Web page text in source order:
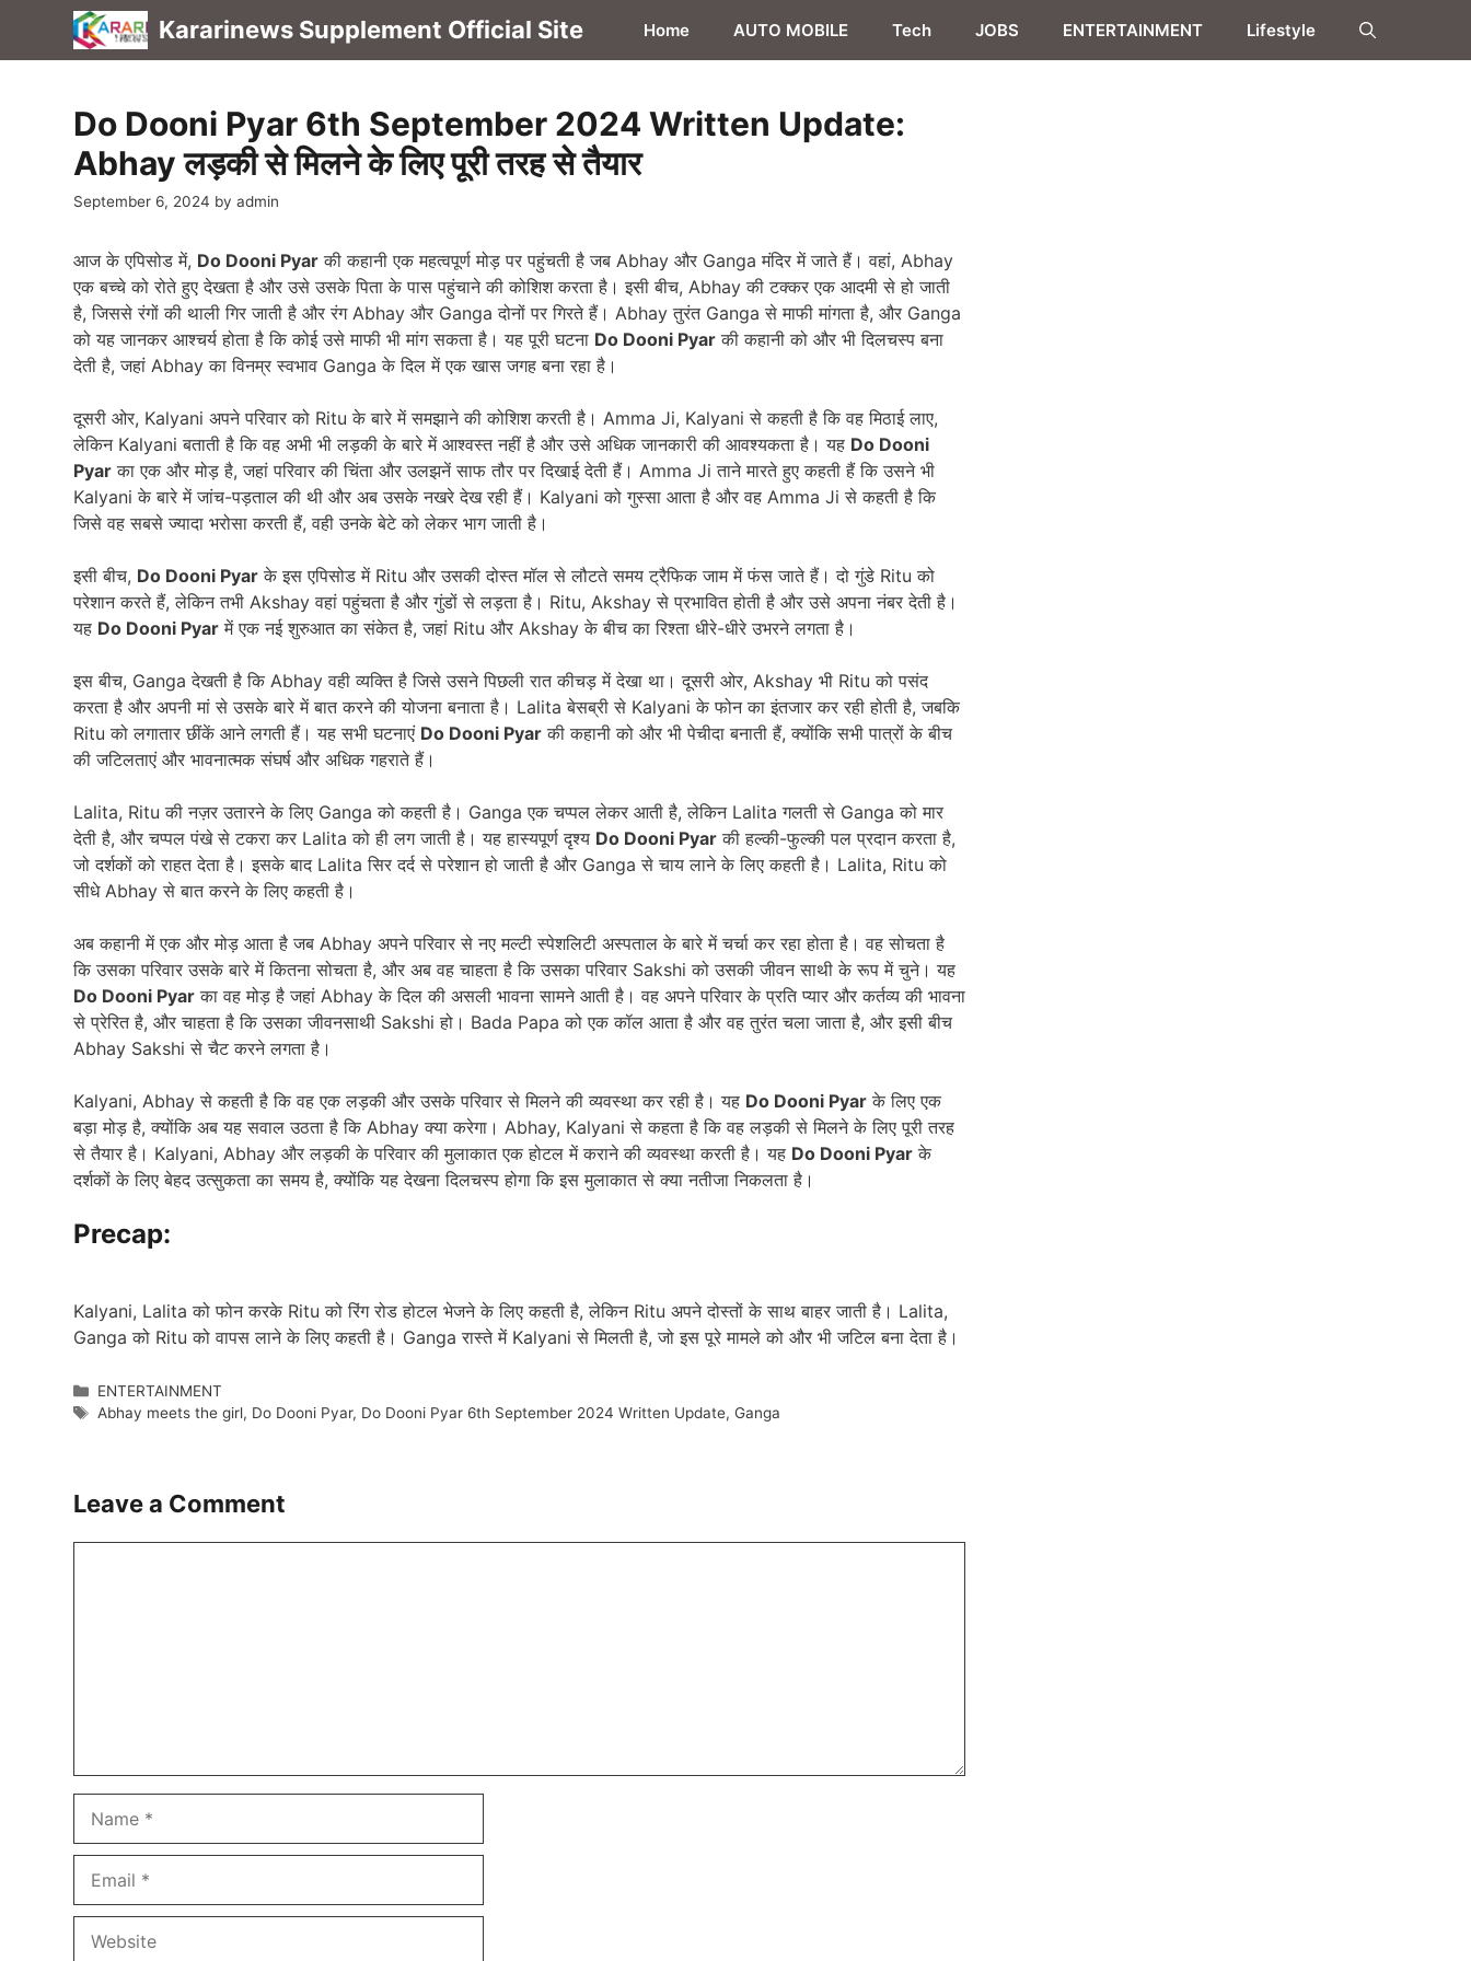
content
Kararinews Supplement Official Site Home AUTO MOBILE Tech JOBS ENTERTAINMENT Lifestyle
Do Dooni Pyar 6th September 2024 Written Update:
Abhay लड़की से मिलने के लिए पूरी तरह से तैयार
September 6, 2024 by admin
आज के एपिसोड में, Do Dooni Pyar की कहानी एक महत्वपूर्ण मोड़ पर पहुंचती है जब Abhay और Ganga मंदिर में जाते हैं। वहां, Abhay
एक बच्चे को रोते हुए देखता है और उसे उसके पिता के पास पहुंचाने की कोशिश करता है। इसी बीच, Abhay की टक्कर एक आदमी से हो जाती
है, जिससे रंगों की थाली गिर जाती है और रंग Abhay और Ganga दोनों पर गिरते हैं। Abhay तुरंत Ganga से माफी मांगता है, और Ganga
को यह जानकर आश्चर्य होता है कि कोई उसे माफी भी मांग सकता है। यह पूरी घटना Do Dooni Pyar की कहानी को और भी दिलचस्प बना
देती है, जहां Abhay का विनम्र स्वभाव Ganga के दिल में एक खास जगह बना रहा है।
दूसरी ओर, Kalyani अपने परिवार को Ritu के बारे में समझाने की कोशिश करती है। Amma Ji, Kalyani से कहती है कि वह मिठाई लाए,
लेकिन Kalyani बताती है कि वह अभी भी लड़की के बारे में आश्वस्त नहीं है और उसे अधिक जानकारी की आवश्यकता है। यह Do Dooni
Pyar का एक और मोड़ है, जहां परिवार की चिंता और उलझनें साफ तौर पर दिखाई देती हैं। Amma Ji ताने मारते हुए कहती हैं कि उसने भी
Kalyani के बारे में जांच-पड़ताल की थी और अब उसके नखरे देख रही हैं। Kalyani को गुस्सा आता है और वह Amma Ji से कहती है कि
जिसे वह सबसे ज्यादा भरोसा करती हैं, वही उनके बेटे को लेकर भाग जाती है।
इसी बीच, Do Dooni Pyar के इस एपिसोड में Ritu और उसकी दोस्त मॉल से लौटते समय ट्रैफिक जाम में फंस जाते हैं। दो गुंडे Ritu को
परेशान करते हैं, लेकिन तभी Akshay वहां पहुंचता है और गुंडों से लड़ता है। Ritu, Akshay से प्रभावित होती है और उसे अपना नंबर देती है।
यह Do Dooni Pyar में एक नई शुरुआत का संकेत है, जहां Ritu और Akshay के बीच का रिश्ता धीरे-धीरे उभरने लगता है।
इस बीच, Ganga देखती है कि Abhay वही व्यक्ति है जिसे उसने पिछली रात कीचड़ में देखा था। दूसरी ओर, Akshay भी Ritu को पसंद
करता है और अपनी मां से उसके बारे में बात करने की योजना बनाता है। Lalita बेसब्री से Kalyani के फोन का इंतजार कर रही होती है, जबकि
Ritu को लगातार छींकें आने लगती हैं। यह सभी घटनाएं Do Dooni Pyar की कहानी को और भी पेचीदा बनाती हैं, क्योंकि सभी पात्रों के बीच
की जटिलताएं और भावनात्मक संघर्ष और अधिक गहराते हैं।
Lalita, Ritu की नज़र उतारने के लिए Ganga को कहती है। Ganga एक चप्पल लेकर आती है, लेकिन Lalita गलती से Ganga को मार
देती है, और चप्पल पंखे से टकरा कर Lalita को ही लग जाती है। यह हास्यपूर्ण दृश्य Do Dooni Pyar की हल्की-फुल्की पल प्रदान करता है,
जो दर्शकों को राहत देता है। इसके बाद Lalita सिर दर्द से परेशान हो जाती है और Ganga से चाय लाने के लिए कहती है। Lalita, Ritu को
सीधे Abhay से बात करने के लिए कहती है।
अब कहानी में एक और मोड़ आता है जब Abhay अपने परिवार से नए मल्टी स्पेशलिटी अस्पताल के बारे में चर्चा कर रहा होता है। वह सोचता है
कि उसका परिवार उसके बारे में कितना सोचता है, और अब वह चाहता है कि उसका परिवार Sakshi को उसकी जीवन साथी के रूप में चुने। यह
Do Dooni Pyar का वह मोड़ है जहां Abhay के दिल की असली भावना सामने आती है। वह अपने परिवार के प्रति प्यार और कर्तव्य की भावना
से प्रेरित है, और चाहता है कि उसका जीवनसाथी Sakshi हो। Bada Papa को एक कॉल आता है और वह तुरंत चला जाता है, और इसी बीच
Abhay Sakshi से चैट करने लगता है।
Kalyani, Abhay से कहती है कि वह एक लड़की और उसके परिवार से मिलने की व्यवस्था कर रही है। यह Do Dooni Pyar के लिए एक
बड़ा मोड़ है, क्योंकि अब यह सवाल उठता है कि Abhay क्या करेगा। Abhay, Kalyani से कहता है कि वह लड़की से मिलने के लिए पूरी तरह
से तैयार है। Kalyani, Abhay और लड़की के परिवार की मुलाकात एक होटल में कराने की व्यवस्था करती है। यह Do Dooni Pyar के
दर्शकों के लिए बेहद उत्सुकता का समय है, क्योंकि यह देखना दिलचस्प होगा कि इस मुलाकात से क्या नतीजा निकलता है।
Precap:
Kalyani, Lalita को फोन करके Ritu को रिंग रोड होटल भेजने के लिए कहती है, लेकिन Ritu अपने दोस्तों के साथ बाहर जाती है। Lalita,
Ganga को Ritu को वापस लाने के लिए कहती है। Ganga रास्ते में Kalyani से मिलती है, जो इस पूरे मामले को और भी जटिल बना देता है।
Categories
ENTERTAINMENT
Tags
Abhay meets the girl, Do Dooni Pyar, Do Dooni Pyar 6th September 2024 Written Update, Ganga
Leave a Comment